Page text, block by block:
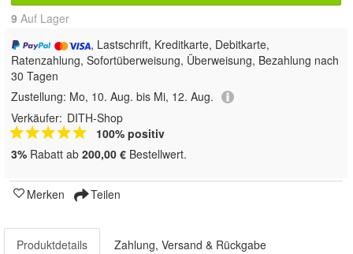
9 Auf Lager
, Lastschrift, Kreditkarte, Debitkarte,
Ratenzahlung, Sofortüberweisung, Überweisung, Bezahlung nach
30 Tagen
Zustellung: Mo, 10. Aug. bis Mi, 12. Aug.
Verkäufer: DITH-Shop
100% positiv
3% Rabatt ab 200,00 € Bestellwert.
Merken Teilen
Produktdetails Zahlung, Versand & Rückgabe